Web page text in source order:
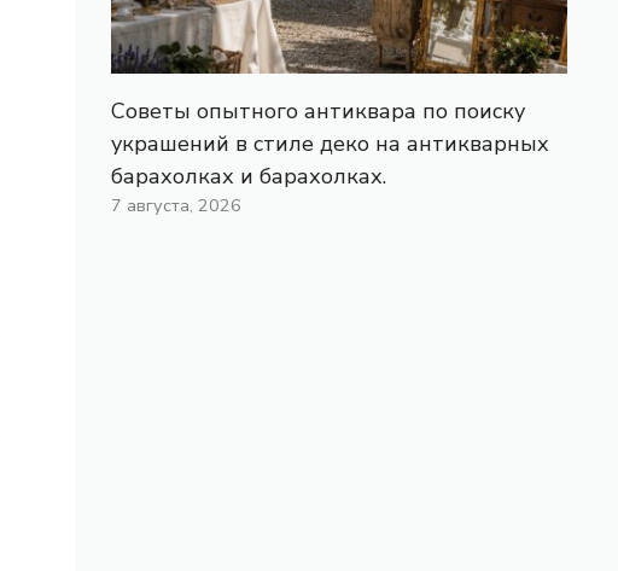
Советы опытного антиквара по поиску
украшений в стиле деко на антикварных
барахолках и барахолках.
7 августа, 2026